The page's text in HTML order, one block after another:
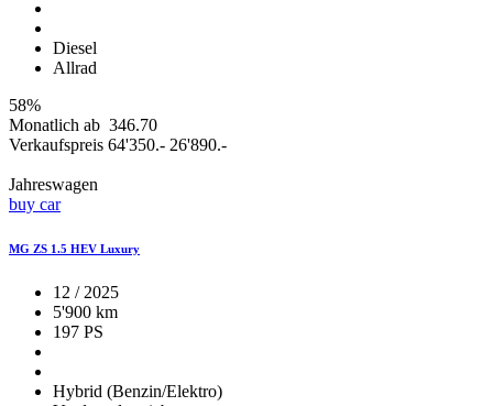
Diesel
Allrad
58%
Monatlich ab 346.70
Verkaufspreis 64'350.- 26'890.-
Jahreswagen
buy car
MG ZS 1.5 HEV Luxury
12 / 2025
5'900 km
197 PS
Hybrid (Benzin/Elektro)